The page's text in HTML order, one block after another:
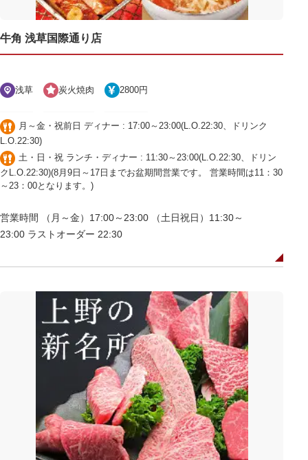
牛角 浅草国際通り店
浅草 炭火焼肉 2800円
月～金・祝前日 ディナー : 17:00～23:00(L.O.22:30、ドリンク
L.O.22:30)
土・日・祝 ランチ・ディナー : 11:30～23:00(L.O.22:30、ドリン
クL.O.22:30)(8月9日～17日までお盆期間営業です。 営業時間は11：30
～23：00となります。)
営業時間 （月～金）17:00～23:00 （土日祝日）11:30～
23:00 ラストオーダー 22:30